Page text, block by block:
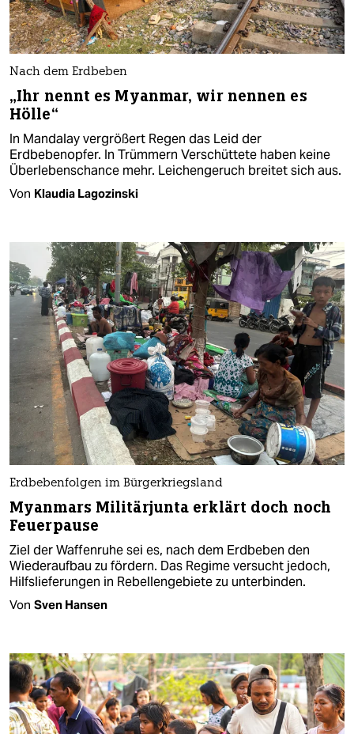
Nach dem Erdbeben
„Ihr nennt es Myanmar, wir nennen es
Hölle“
In Mandalay vergrößert Regen das Leid der
Erdbebenopfer. In Trümmern Verschüttete haben keine
Überlebenschance mehr. Leichengeruch breitet sich aus.
Von Klaudia Lagozinski
Erdbebenfolgen im Bürgerkriegsland
Myanmars Militärjunta erklärt doch noch
Feuerpause
Ziel der Waffenruhe sei es, nach dem Erdbeben den
Wiederaufbau zu fördern. Das Regime versucht jedoch,
Hilfslieferungen in Rebellengebiete zu unterbinden.
Von Sven Hansen